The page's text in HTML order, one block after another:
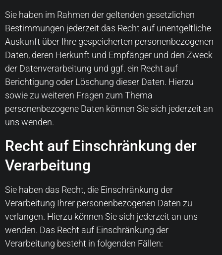
Sie haben im Rahmen der geltenden gesetzlichen
Bestimmungen jederzeit das Recht auf unentgeltliche
Auskunft über Ihre gespeicherten personenbezogenen
Daten, deren Herkunft und Empfänger und den Zweck
der Datenverarbeitung und ggf. ein Recht auf
Berichtigung oder Löschung dieser Daten. Hierzu
sowie zu weiteren Fragen zum Thema
personenbezogene Daten können Sie sich jederzeit an
uns wenden.
Recht auf Einschränkung der
Verarbeitung
Sie haben das Recht, die Einschränkung der
Verarbeitung Ihrer personenbezogenen Daten zu
verlangen. Hierzu können Sie sich jederzeit an uns
wenden. Das Recht auf Einschränkung der
Verarbeitung besteht in folgenden Fällen: